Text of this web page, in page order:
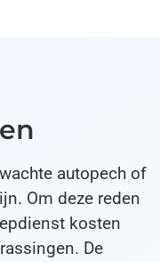
autopech of
Om deze reden
kosten
De